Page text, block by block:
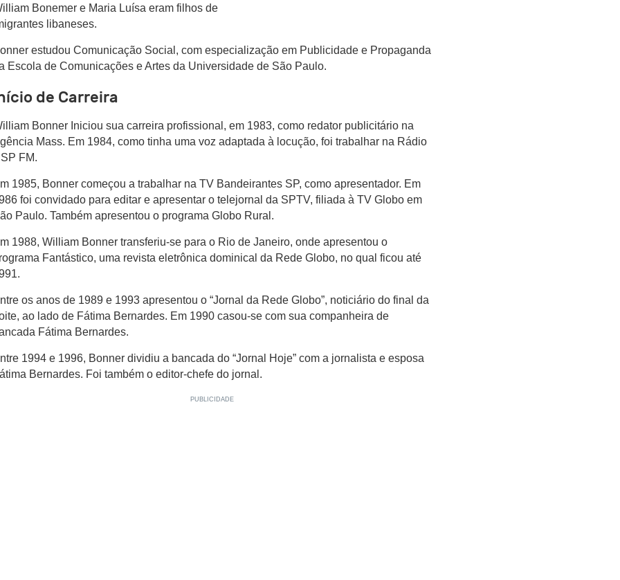
Bonemer e Maria Luísa eram filhos de
libaneses.
estudou Comunicação Social, com especialização em Publicidade e Propaganda
Escola de Comunicações e Artes da Universidade de São Paulo.
de Carreira
Bonner Iniciou sua carreira profissional, em 1983, como redator publicitário na
Mass. Em 1984, como tinha uma voz adaptada à locução, foi trabalhar na Rádio
FM.
1985, Bonner começou a trabalhar na TV Bandeirantes SP, como apresentador. Em
foi convidado para editar e apresentar o telejornal da SPTV, filiada à TV Globo em
Paulo. Também apresentou o programa Globo Rural.
1988, William Bonner transferiu-se para o Rio de Janeiro, onde apresentou o
Fantástico, uma revista eletrônica dominical da Rede Globo, no qual ficou até
os anos de 1989 e 1993 apresentou o “Jornal da Rede Globo”, noticiário do final da
ao lado de Fátima Bernardes. Em 1990 casou-se com sua companheira de
Fátima Bernardes.
1994 e 1996, Bonner dividiu a bancada do “Jornal Hoje” com a jornalista e esposa
Bernardes. Foi também o editor-chefe do jornal.